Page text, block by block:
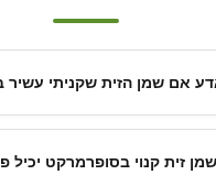
אם שמן הזית שקניתי עשיר
זית קנוי בסופרמרקט יכיל